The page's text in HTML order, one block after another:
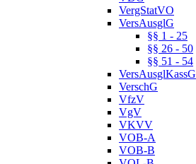
VergStatVO
VersAusglG
§§ 1 - 25
§§ 26 - 50
§§ 51 - 54
VersAusglKassG
VerschG
VfzV
VgV
VKVV
VOB-A
VOB-B